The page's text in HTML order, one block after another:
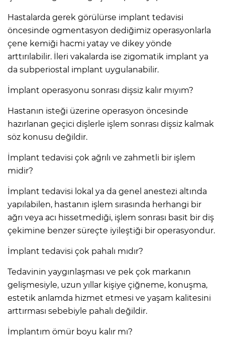
Hastalarda gerek görülürse implant tedavisi
öncesinde ogmentasyon dediğimiz operasyonlarla
çene kemiği hacmi yatay ve dikey yönde
arttırılabilir. İleri vakalarda ise zigomatik implant ya
da subperiostal implant uygulanabilir.
İmplant operasyonu sonrası dişsiz kalır mıyım?
Hastanın isteği üzerine operasyon öncesinde
hazırlanan geçici dişlerle işlem sonrası dişsiz kalmak
söz konusu değildir.
İmplant tedavisi çok ağrılı ve zahmetli bir işlem
midir?
İmplant tedavisi lokal ya da genel anestezi altında
yapılabilen, hastanın işlem sırasında herhangi bir
ağrı veya acı hissetmediği, işlem sonrası basit bir diş
çekimine benzer süreçte iyileştiği bir operasyondur.
İmplant tedavisi çok pahalı mıdır?
Tedavinin yaygınlaşması ve pek çok markanın
gelişmesiyle, uzun yıllar kişiye çiğneme, konuşma,
estetik anlamda hizmet etmesi ve yaşam kalitesini
arttırması sebebiyle pahalı değildir.
İmplantım ömür boyu kalır mı?